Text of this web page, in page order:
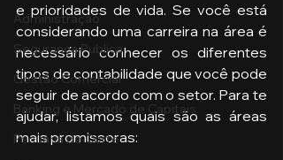
Administração
Segurança Publica
Gestão Comercial
Banking e Mercado de Capitais
Pecuária de Corte
e prioridades de vida. Se você está
considerando uma carreira na área é
necessário conhecer os diferentes
tipos de contabilidade que você pode
seguir de acordo com o setor. Para te
ajudar, listamos quais são as áreas
mais promissoras: